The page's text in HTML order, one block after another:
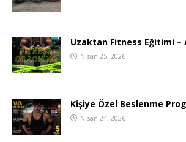
Uzaktan Fitness Eğitimi –
Nisan 25, 2026
Kişiye Özel Beslenme
Nisan 24, 2026